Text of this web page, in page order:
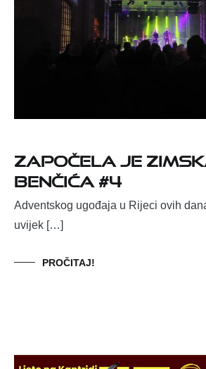
Započela je
Benčića #4
Adventskog ugođaja u Rijeci ovih
uvijek […]
PROČITAJ!